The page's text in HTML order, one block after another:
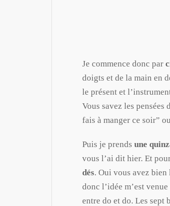
Je commence donc par
doigts et de la main en
le présent et
Vous savez les
fais à manger ce soir”
Puis je prends une
vous l’ai dit hier. Et
dés. Oui vous avez
donc l’idée m’est
entre do et do. Les sept